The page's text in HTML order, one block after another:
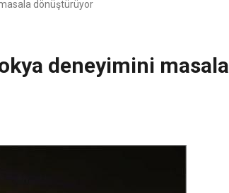
dönüştürüyor
deneyimini masala